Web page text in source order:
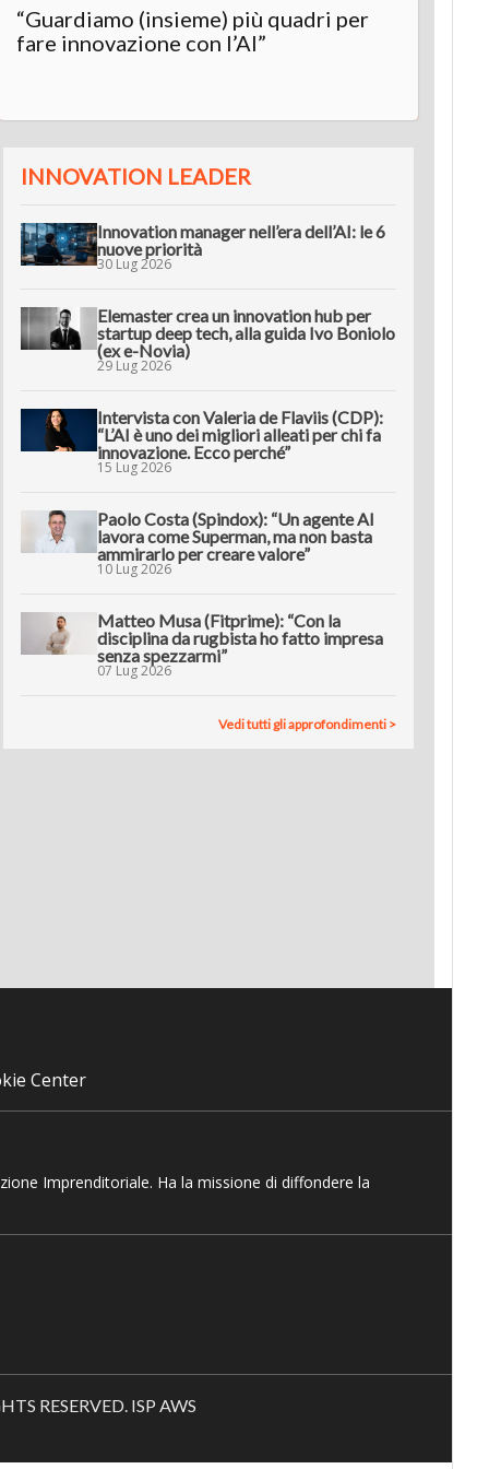
“Guardiamo (insieme) più quadri per
fare innovazione con l’AI”
INNOVATION LEADER
Innovation manager nell’era dell’AI: le 6
nuove priorità
30 Lug 2026
Elemaster crea un innovation hub per
startup deep tech, alla guida Ivo Boniolo
(ex e-Novia)
29 Lug 2026
Intervista con Valeria de Flaviis (CDP):
“L’AI è uno dei migliori alleati per chi fa
innovazione. Ecco perché”
15 Lug 2026
Paolo Costa (Spindox): “Un agente AI
lavora come Superman, ma non basta
ammirarlo per creare valore”
10 Lug 2026
Matteo Musa (Fitprime): “Con la
disciplina da rugbista ho fatto impresa
senza spezzarmi”
07 Lug 2026
Vedi tutti gli approfondimenti >
Center
Imprenditoriale. Ha la missione di diffondere la
RESERVED. ISP AWS